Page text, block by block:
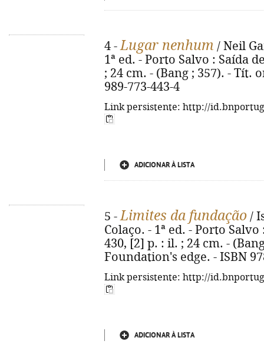
4 -Lugar nenhum / Neil
1ª ed. - Porto Salvo : Saída
; 24 cm. - (Bang ; 357). - Tít.
989-773-443-4
Link persistente: http://
ADICIONAR À LISTA
5 -Limites da fundação /
Colaço. - 1ª ed. - Porto
430, [2] p. : il. ; 24 cm. -
Foundation's edge. - ISBN
Link persistente: http://
ADICIONAR À LISTA